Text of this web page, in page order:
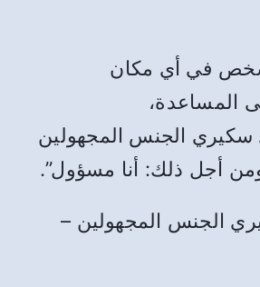
في أي مكان
المساعدة،
سكيري الجنس المجهولين
أجل ذلك: أنا مسؤول”.
الجنس المجهولين –